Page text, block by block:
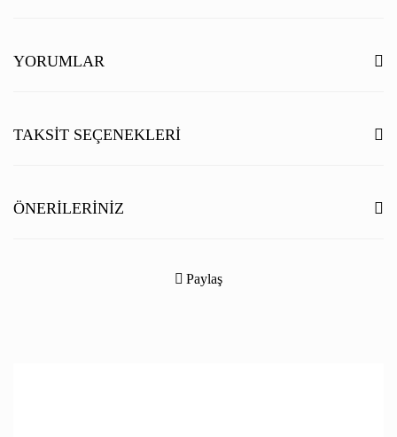
YORUMLAR
Bu ürüne ilk yorumu siz yapın!
TAKSIT SEÇENEKLERI
ÖNERILERINIZ
yetersiz gördüğünüz noktaları öneri formunu kullanarak tarafımıza
Paylaş